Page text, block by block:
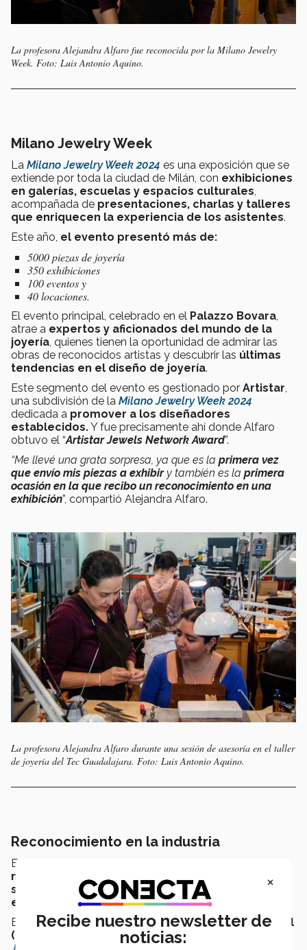
La profesora Alejandra Alfaro fue reconocida por la Milano Jewelry
Week. Foto: Luis Antonio Aquino.
Milano Jewelry Week
La Milano Jewelry Week 2024 es una exposición que se
extiende por toda la ciudad de Milán, con exhibiciones
en galerías, escuelas y espacios culturales,
acompañada de presentaciones, charlas y talleres
que enriquecen la experiencia de los asistentes.
Este año, el evento presentó más de:
5000 piezas de joyería
350 exhibiciones
100 eventos y
40 locaciones.
El evento principal, celebrado en el Palazzo Bovara,
atrae a expertos y aficionados del mundo de la
joyería, quienes tienen la oportunidad de admirar las
obras de reconocidos artistas y descubrir las últimas
tendencias en el diseño de joyería.
Este segmento del evento es gestionado por Artistar,
una subdivisión de la Milano Jewelry Week 2024
dedicada a promover a los diseñadores
establecidos.Y fue precisamente ahí donde Alfaro
obtuvo el “Artistar Jewels Network Award”.
“Me llevé una grata sorpresa, ya que es la primera vez
que envío mis piezas a exhibiry también es la primera
ocasión en la que recibo un reconocimiento en una
exhibición”, compartió Alejandra Alfaro.
La profesora Alejandra Alfaro durante una sesión de asesoría en el taller
de joyería del Tec Guadalajara. Foto: Luis Antonio Aquino.
Reconocimiento en la industria
En el taller de joyería del
motiva a sus estudiantes a participar en eventos
similares
, al alentarlos a llevar sus
creaciones a
exhibiciones internacionales.
En 2022, estudiantes de la carrera deDiseño Industrial
(LDI)
expusieron sus trabajos de joyería en la
×
Recibe nuestro newsletter de
noticias: